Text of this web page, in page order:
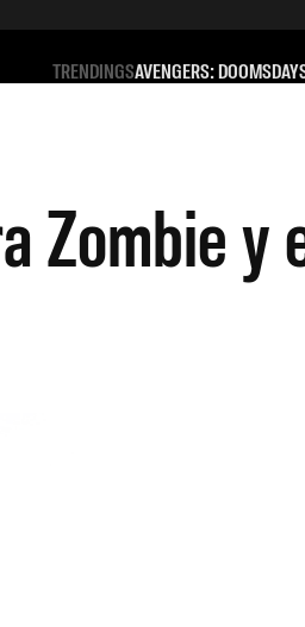
TRENDINGSAVENGERS: DOOMSDAY
Zombie y